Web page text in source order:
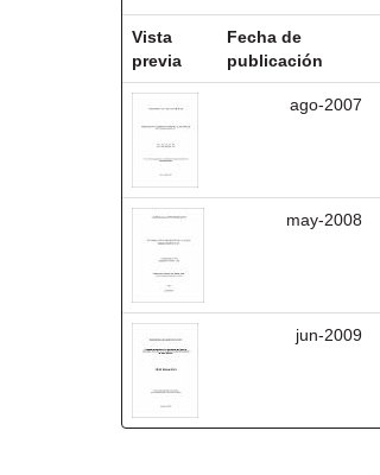
Vista
previa
Fecha de
publicación
ago-2007
may-2008
jun-2009